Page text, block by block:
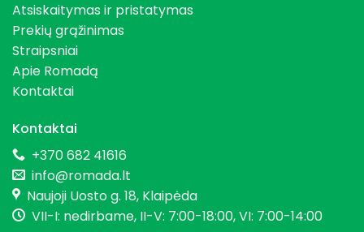
Atsiskaitymas ir pristatymas
Prekių grąžinimas
Straipsniai
Apie Romadą
Kontaktai
Kontaktai
+370 682 41616
info@romada.lt
Naujoji Uosto g. 18, Klaipėda
VII-I: nedirbame, II-V: 7:00-18:00, VI: 7:00-14:00